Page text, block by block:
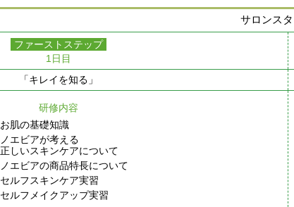
サロンス
ファーストステップ
1日目
「キレイを知る」
研修内容
お肌の基礎知識
ノエビアが考える
正しいスキンケアについて
ノエビアの商品特長について
セルフスキンケア実習
セルフメイクアップ実習